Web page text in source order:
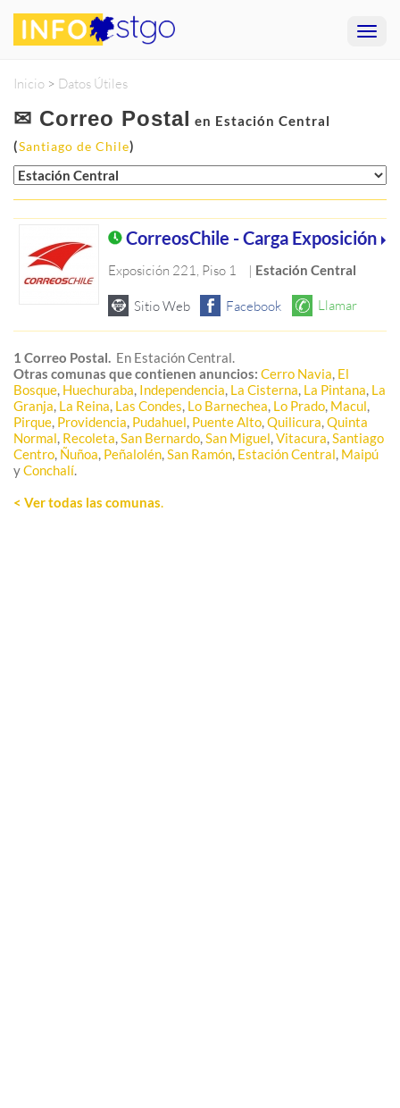
Inicio > Datos Útiles
✉ Correo Postal en Estación Central
(Santiago de Chile)
CorreosChile - Carga Exposición
Exposición 221, Piso 1 | Estación Central
1 Correo Postal. En Estación Central.
Otras comunas que contienen anuncios: Cerro Navia, El
Bosque, Huechuraba, Independencia, La Cisterna, La Pintana, La
Granja, La Reina, Las Condes, Lo Barnechea, Lo Prado, Macul,
Pirque, Providencia, Pudahuel, Puente Alto,Quilicura,Quinta
Normal, Recoleta,San Bernardo,San Miguel,Vitacura,Santiago
Centro, Ñuñoa, Peñalolén,San Ramón, Estación Central, Maipú
yConchalí.
< Ver todas las comunas.